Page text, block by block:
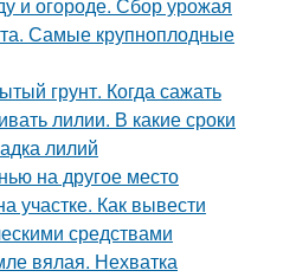
и огороде. Сбор урожая
Самые крупноплодные
грунт. Когда сажать
лилии. В какие сроки
лилий
на другое место
участке. Как вывести
средствами
вялая. Нехватка